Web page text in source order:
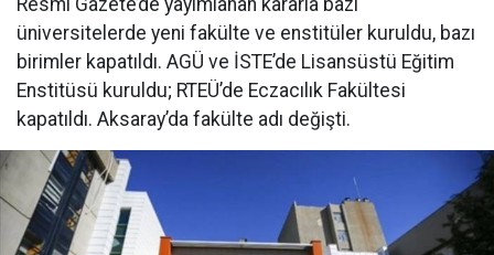
üniversitelerde yeni fakülte ve enstitüler kuruldu, bazı
birimler kapatıldı. AGÜ ve İSTE’de Lisansüstü Eğitim
Enstitüsü kuruldu; RTEÜ’de Eczacılık Fakültesi
kapatıldı. Aksaray’da fakülte adı değişti.